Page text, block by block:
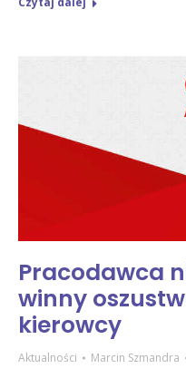
Pracodawca
winny
kierowcy
Aktualności Marcin Szmandra